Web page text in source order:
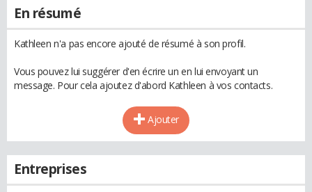
En résumé
Kathleen n'a pas encore ajouté de résumé à son profil.
Vous pouvez lui suggérer d'en écrire un en lui envoyant un
message. Pour cela ajoutez d'abord Kathleen à vos contacts.
Ajouter
Entreprises